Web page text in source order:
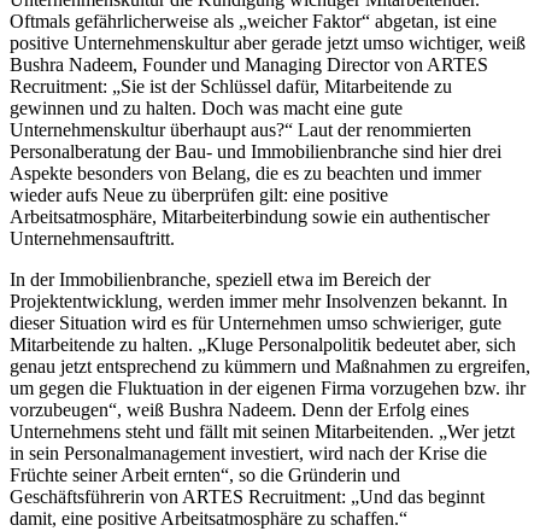
Oftmals gefährlicherweise als „weicher Faktor“ abgetan, ist eine
positive Unternehmenskultur aber gerade jetzt umso wichtiger, weiß
Bushra Nadeem, Founder und Managing Director von ARTES
Recruitment: „Sie ist der Schlüssel dafür, Mitarbeitende zu
gewinnen und zu halten. Doch was macht eine gute
Unternehmenskultur überhaupt aus?“ Laut der renommierten
Personalberatung der Bau- und Immobilienbranche sind hier drei
Aspekte besonders von Belang, die es zu beachten und immer
wieder aufs Neue zu überprüfen gilt: eine positive
Arbeitsatmosphäre, Mitarbeiterbindung sowie ein authentischer
Unternehmensauftritt.
In der Immobilienbranche, speziell etwa im Bereich der
Projektentwicklung, werden immer mehr Insolvenzen bekannt. In
dieser Situation wird es für Unternehmen umso schwieriger, gute
Mitarbeitende zu halten. „Kluge Personalpolitik bedeutet aber, sich
genau jetzt entsprechend zu kümmern und Maßnahmen zu ergreifen,
um gegen die Fluktuation in der eigenen Firma vorzugehen bzw. ihr
vorzubeugen“, weiß Bushra Nadeem. Denn der Erfolg eines
Unternehmens steht und fällt mit seinen Mitarbeitenden. „Wer jetzt
in sein Personalmanagement investiert, wird nach der Krise die
Früchte seiner Arbeit ernten“, so die Gründerin und
Geschäftsführerin von ARTES Recruitment: „Und das beginnt
damit, eine positive Arbeitsatmosphäre zu schaffen.“